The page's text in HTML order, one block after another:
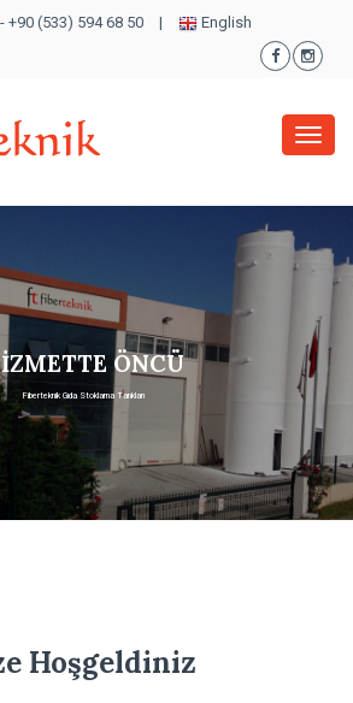
- +90 (533) 594 68 50 | English
Menü
ÖNCÜ
Fiberteknik Gıda Stoklama Tankları
Hoşgeldiniz